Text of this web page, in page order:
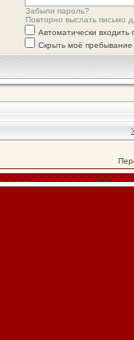
Забыли пароль?
Повторно выслать письмо
Автоматически
Скрыть моё